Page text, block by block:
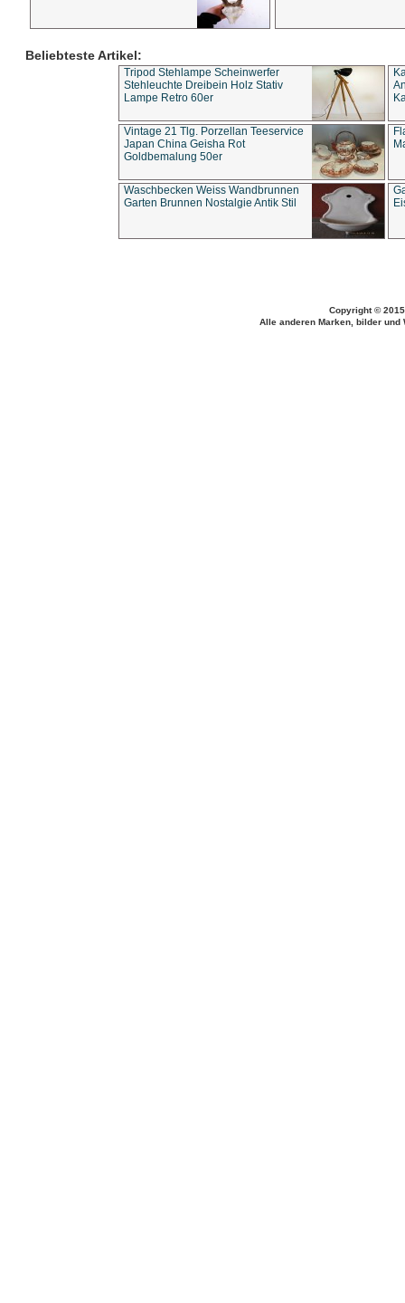
Beliebteste Artikel:
Tripod Stehlampe Scheinwerfer
Stehleuchte Dreibein Holz Stativ
Lampe Retro 60er
Vintage 21 Tlg. Porzellan Teeservice
Japan China Geisha Rot
Goldbemalung 50er
Waschbecken Weiss Wandbrunnen
Garten Brunnen Nostalgie Antik Stil
Copyright ©
Alle anderen Marken, bilder und